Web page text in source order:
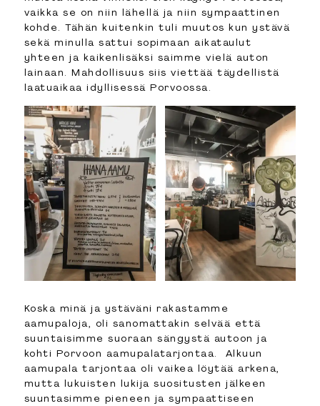
vaikka se on niin lähellä ja niin sympaattinen
kohde. Tähän kuitenkin tuli muutos kun ystävä
sekä minulla sattui sopimaan aikataulut
yhteen ja kaikenlisäksi saimme vielä auton
lainaan. Mahdollisuus siis viettää täydellistä
laatuaikaa idyllisessä Porvoossa.
Koska minä ja ystäväni rakastamme
aamupaloja, oli sanomattakin selvää että
suuntaisimme suoraan sängystä autoon ja
kohti Porvoon aamupalatarjontaa. Alkuun
aamupala tarjontaa oli vaikea löytää arkena,
mutta lukuisten lukija suositusten jälkeen
suuntasimme pieneen ja sympaattiseen